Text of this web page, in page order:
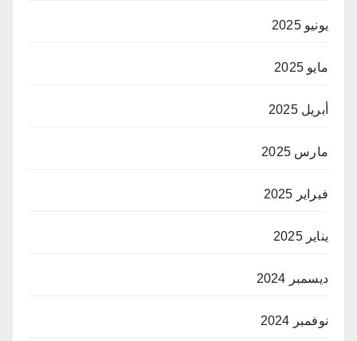
يونيو 2025
مايو 2025
أبريل 2025
مارس 2025
فبراير 2025
يناير 2025
ديسمبر 2024
نوفمبر 2024